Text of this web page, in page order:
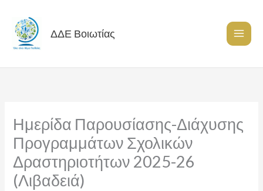
content
ΔΔΕ Βοιωτίας
Ημερίδα Παρουσίασης-Διάχυσης
Προγραμμάτων Σχολικών
Δραστηριοτήτων 2025-26
(Λιβαδειά)